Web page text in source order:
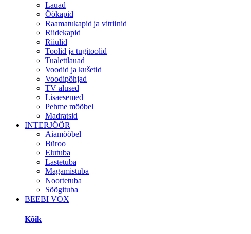
Lauad
Öökapid
Raamatukapid ja vitriinid
Riidekapid
Riiulid
Toolid ja tugitoolid
Tualettlauad
Voodid ja kušetid
Voodipõhjad
TV alused
Lisaesemed
Pehme mööbel
Madratsid
INTERJÖÖR
Aiamööbel
Büroo
Elutuba
Lastetuba
Magamistuba
Noortetuba
Söögituba
BEEBI VOX
Kõik